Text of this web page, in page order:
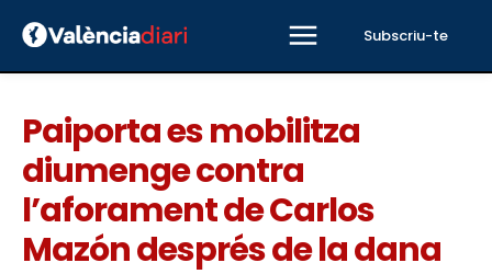
Subscriu-te
Paiporta es mobilitza
diumenge contra
l’aforament de Carlos
Mazón després de la dana